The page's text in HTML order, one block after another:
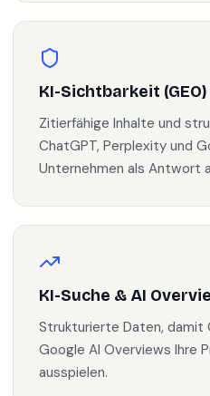
KI-Sichtbarkeit (GEO)
Zitierfähige Inhalte und
ChatGPT, Perplexity und
Unternehmen als Antwort
KI-Suche & AI
Strukturierte Daten, damit
Google AI Overviews Ihre
ausspielen.